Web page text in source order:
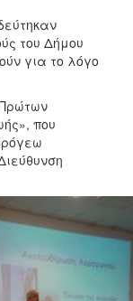
του Δήμου
για το λόγο
που